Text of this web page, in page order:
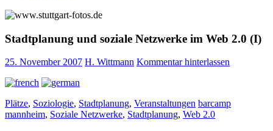
Stadtplanung und soziale Netzwerke im Web 2.0 (I)
25. November 2007 H. Wittmann Kommentar hinterlassen
Plätze, Soziologie, Stadtplanung, Veranstaltungen barcamp
mannheim, Soziale Netzwerke, Stadtplanung, Web 2.0